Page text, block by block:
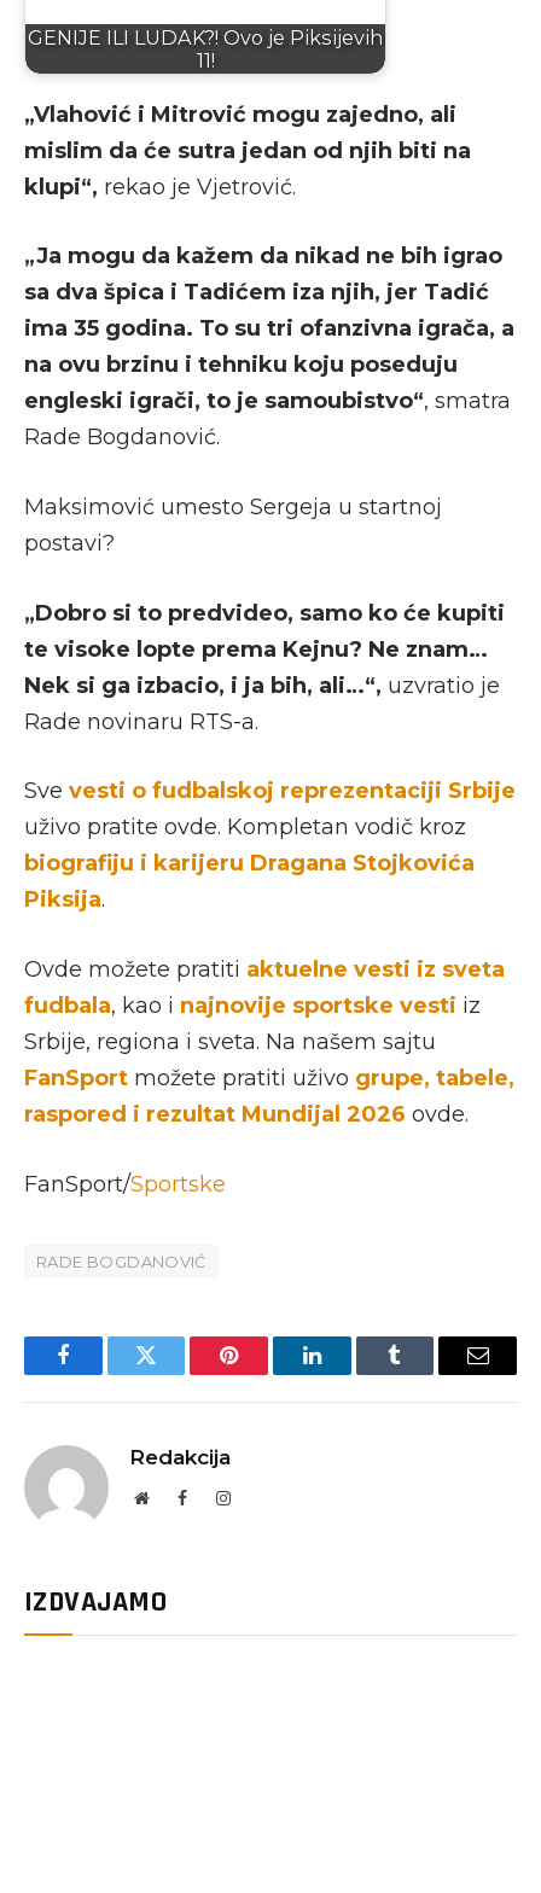
GENIJE ILI LUDAK?! Ovo je Piksijevih
11!
„Vlahović i Mitrović mogu zajedno, ali
mislim da će sutra jedan od njih biti na
klupi“, rekao je Vjetrović.
„Ja mogu da kažem da nikad ne bih igrao
sa dva špica i Tadićem iza njih, jer Tadić
ima 35 godina. To su tri ofanzivna igrača, a
na ovu brzinu i tehniku koju poseduju
engleski igrači, to je samoubistvo“, smatra
Rade Bogdanović.
Maksimović umesto Sergeja u startnoj
postavi?
„Dobro si to predvideo, samo ko će kupiti
te visoke lopte prema Kejnu? Ne znam…
Nek si ga izbacio, i ja bih, ali…“, uzvratio je
Rade novinaru RTS-a.
Sve vesti o fudbalskoj reprezentaciji Srbije
uživo pratite ovde. Kompletan vodič kroz
biografiju i karijeru Dragana Stojkovića
Piksija.
Ovde možete pratiti aktuelne vesti iz sveta
fudbala, kao i najnovije sportske vesti iz
Srbije, regiona i sveta. Na našem sajtu
FanSport možete pratiti uživo grupe, tabele,
raspored i rezultat Mundijal 2026 ovde.
FanSport/Sportske
RADE BOGDANOVIĆ
FacebookTwitter Pinterest LinkedInTumblr Email
Redakcija
WebsiteFacebookInstagram
IZDVAJAMO